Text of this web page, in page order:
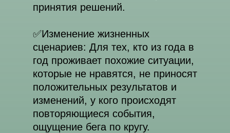
принятия решений.
✅️Изменение жизненных
сценариев: Для тех, кто из года в
год проживает похожие ситуации,
которые не нравятся, не приносят
положительных результатов и
изменений, у кого происходят
повторяющиеся события,
ощущение бега по кругу.
Расписание 2026
Курсы в записи
Новости
Реестр выпускников
Партнёры института